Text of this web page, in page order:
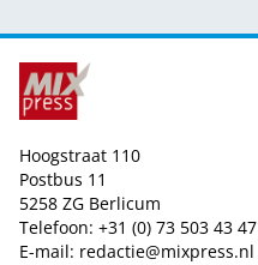
Hoogstraat 110
Postbus 11
5258 ZG Berlicum
Telefoon: +31 (0) 73 503 43 47
E-mail: redactie@mixpress.nl